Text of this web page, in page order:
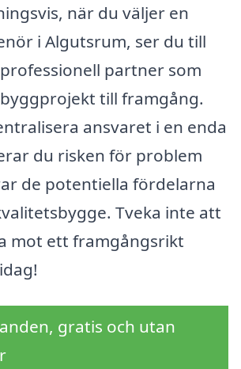
när du väljer en
i Algutsrum, ser du till
partner som
till framgång.
ansvaret i en enda
du risken för problem
de potentiella fördelarna
Tveka inte att
mot ett framgångsrikt
gratis och utan